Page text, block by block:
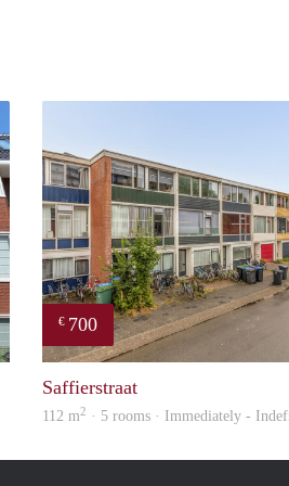
GrunoVerhuur
€ 700
Saffierstraat
112 m2 · 5 rooms · Immediately -